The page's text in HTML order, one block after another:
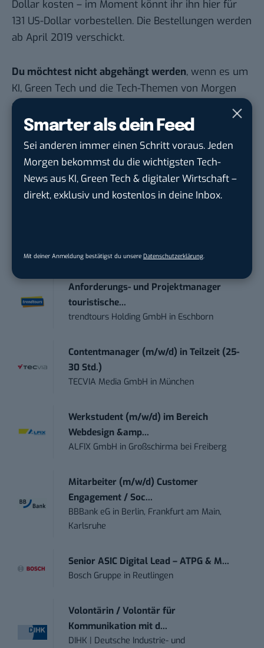
Smarter als dein Feed
Sei anderen immer einen Schritt voraus. Jeden
Morgen bekommst du die wichtigsten Tech-
News aus KI, Green Tech & digitaler Wirtschaft –
direkt, exklusiv und kostenlos in deine Inbox.
Mit deiner Anmeldung bestätigst du unsere Datenschutzerklärung.
Dollar kosten – im Moment könnt ihr ihn hier für
131 US-Dollar vorbestellen. Die Bestellungen werden
ab April 2019 verschickt.
Du möchtest nicht abgehängt werden, wenn es um
KI, Green Tech und die Tech-Themen von Morgen
geht? Über 12.000 smarte Leser bekommen jeden
Tag UPDATE, unser Tech-Briefing mit den
wichtigsten News des Tages – und sichern sich
damit ihren Vorsprung.
Hier kannst du dich
kostenlos anmelden.
moveUP Media GmbHinDüsseldorf
Anforderungs- und Projektmanager
touristische...
trendtours Holding GmbH in Eschborn
Contentmanager (m/w/d) in Teilzeit (25-
30 Std.)
TECVIA Media GmbH in München
Werkstudent (m/w/d) im Bereich
Webdesign &amp...
ALFIX GmbH in Großschirma bei Freiberg
Mitarbeiter (m/w/d) Customer
Engagement / Soc...
BBBank eG in Berlin, Frankfurt am Main,
Karlsruhe
Senior ASIC Digital Lead – ATPG & M...
Bosch Gruppe in Reutlingen
Volontärin / Volontär für
Kommunikation mit d...
DIHK | Deutsche Industrie- und